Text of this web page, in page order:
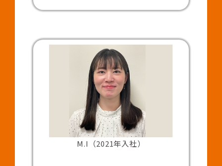
M.I（2021年入社）